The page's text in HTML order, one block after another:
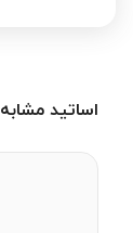
اساتید مشابه